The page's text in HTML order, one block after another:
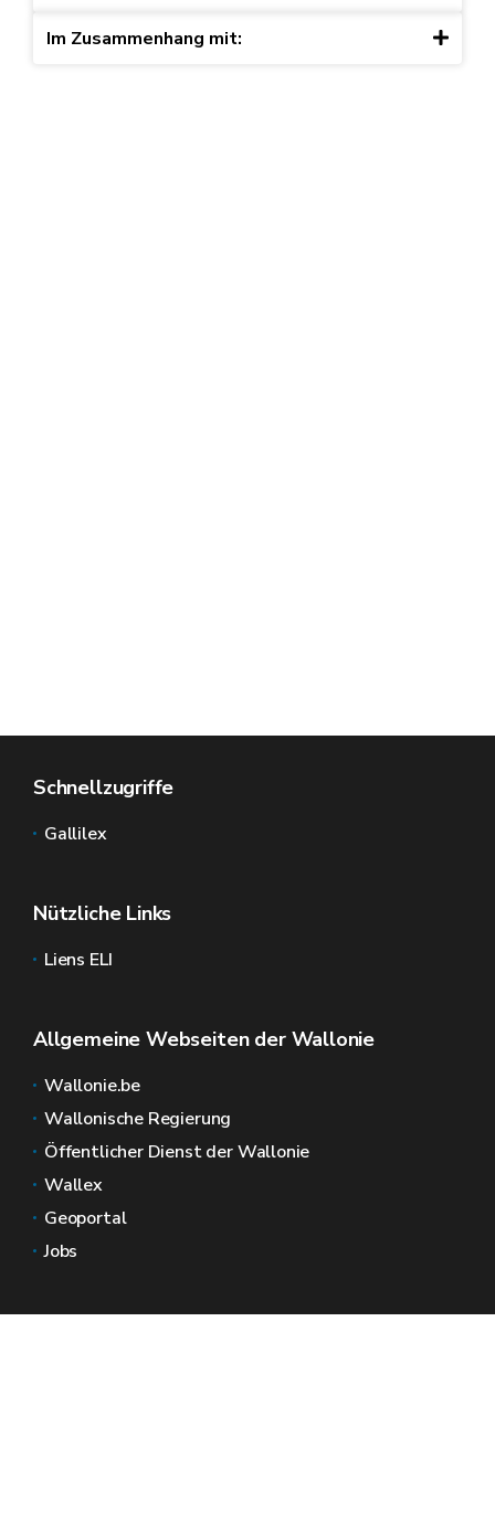
Im Zusammenhang mit:
Schnellzugriffe
Gallilex
Nützliche Links
Liens ELI
Allgemeine Webseiten der Wallonie
Wallonie.be
Wallonische Regierung
Öffentlicher Dienst der Wallonie
Wallex
Geoportal
Jobs